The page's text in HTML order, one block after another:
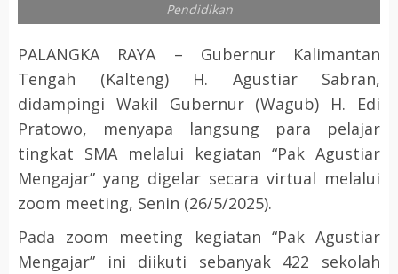
Pendidikan
PALANGKA RAYA – Gubernur Kalimantan
Tengah (Kalteng) H. Agustiar Sabran,
didampingi Wakil Gubernur (Wagub) H. Edi
Pratowo, menyapa langsung para pelajar
tingkat SMA melalui kegiatan “Pak Agustiar
Mengajar” yang digelar secara virtual melalui
zoom meeting, Senin (26/5/2025).
Pada zoom meeting kegiatan “Pak Agustiar
Mengajar” ini diikuti sebanyak 422 sekolah